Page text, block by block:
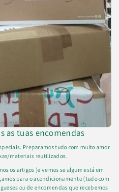
as tuas encomendas
Preparamos tudo com muito amor.
materiais reutilizados.
os artigos (e vemos se algum está em
para o acondicionamento (tudo com
ou de encomendas que recebemos